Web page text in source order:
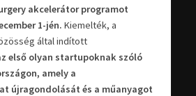
akcelerátor programot
1-jén. Kiemelték, a
által indított
első olyan startupoknak szóló
amely a
újragondolását és a műanyagot